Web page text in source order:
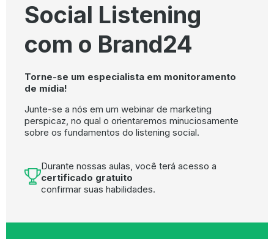
Social Listening
com o Brand24
Torne-se um especialista em monitoramento
de mídia!
Junte-se a nós em um webinar de marketing
perspicaz, no qual o orientaremos minuciosamente
sobre os fundamentos do listening social.
Durante nossas aulas, você terá acesso a
certificado gratuito
confirmar suas habilidades.